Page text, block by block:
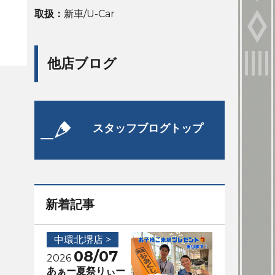
取扱： 新車/U-Car
他店ブログ
スタッフブログトップ
新着記事
中環北堺店 >
2026 08/07
あぁー夏祭りぃー